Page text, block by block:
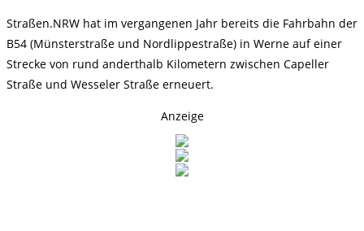
Straßen.NRW hat im vergangenen Jahr bereits die Fahrbahn der
B54 (Münsterstraße und Nordlippestraße) in Werne auf einer
Strecke von rund anderthalb Kilometern zwischen Capeller
Straße und Wesseler Straße erneuert.
Anzeige